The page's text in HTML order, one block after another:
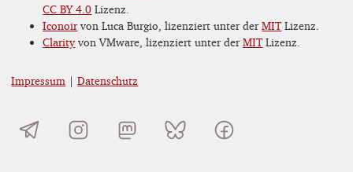
CC BY 4.0 Lizenz.
Iconoirvon Luca Burgio, lizenziert unter derMITLizenz.
Clarityvon VMware, lizenziert unter derMITLizenz.
Impressum |Datenschutz